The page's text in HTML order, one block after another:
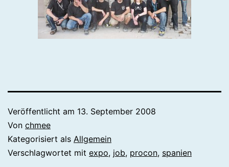
Veröffentlicht am 13. September 2008
Von chmee
Kategorisiert als Allgemein
Verschlagwortet mit expo, job, procon, spanien